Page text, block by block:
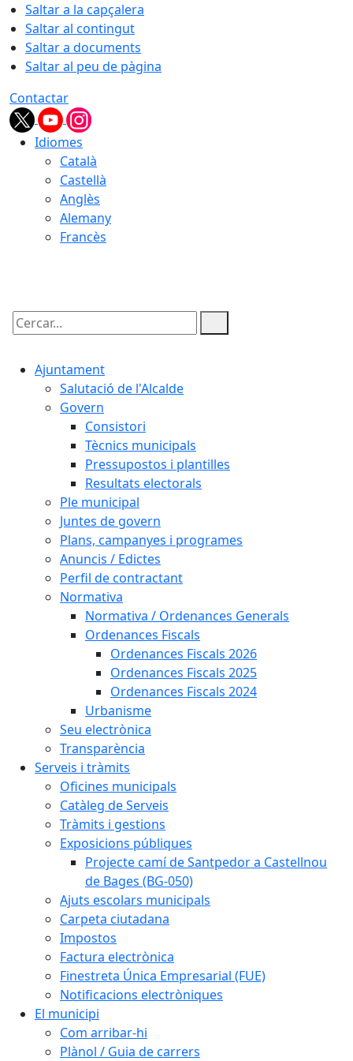
Saltar a la capçalera
Saltar al contingut
Saltar a documents
Saltar al peu de pàgina
Contactar
Idiomes
Català
Castellà
Anglès
Alemany
Francès
Cercar:
Ajuntament
Salutació de l'Alcalde
Govern
Consistori
Tècnics municipals
Pressupostos i plantilles
Resultats electorals
Ple municipal
Juntes de govern
Plans, campanyes i programes
Anuncis / Edictes
Perfil de contractant
Normativa
Normativa / Ordenances Generals
Ordenances Fiscals
Ordenances Fiscals 2026
Ordenances Fiscals 2025
Ordenances Fiscals 2024
Urbanisme
Seu electrònica
Transparència
Serveis i tràmits
Oficines municipals
Catàleg de Serveis
Tràmits i gestions
Exposicions públiques
Projecte camí de Santpedor a Castellnou
de Bages (BG-050)
Ajuts escolars municipals
Carpeta ciutadana
Impostos
Factura electrònica
Finestreta Única Empresarial (FUE)
Notificacions electròniques
El municipi
Com arribar-hi
Plànol / Guia de carrers